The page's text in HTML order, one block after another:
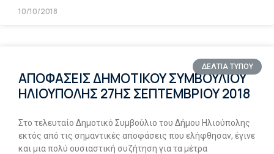
10/10/2018
ΔΕΛΤΙΑ ΤΥΠΟΥ
ΑΠΟΦΑΣΕΙΣ ΔΗΜΟΤΙΚΟΥ ΣΥΜΒΟΥΛΙΟΥ
ΗΛΙΟΥΠΟΛΗΣ 27ΗΣ ΣΕΠΤΕΜΒΡΙΟΥ 2018
Στο τελευταίο Δημοτικό Συμβούλιο του Δήμου Ηλιούπολης
εκτός από τις σημαντικές αποφάσεις που ελήφθησαν, έγινε
και μια πολύ ουσιαστική συζήτηση για τα μέτρα